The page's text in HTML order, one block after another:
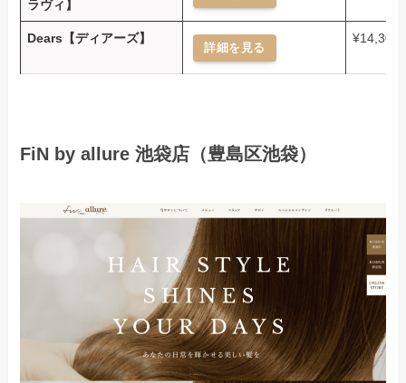
ラヴィ】
Dears【ディアーズ】
詳細を見る
¥14,300
FiN by allure 池袋店（豊島区池袋）